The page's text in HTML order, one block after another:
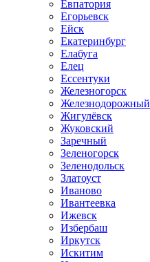
Евпатория
Егорьевск
Ейск
Екатеринбург
Елабуга
Елец
Ессентуки
Железногорск
Железнодорожный
Жигулёвск
Жуковский
Заречный
Зеленогорск
Зеленодольск
Златоуст
Иваново
Ивантеевка
Ижевск
Избербаш
Иркутск
Искитим